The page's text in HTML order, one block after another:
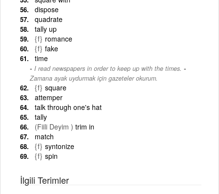
dispose
quadrate
tally up
{f} romance
{f} fake
time
I read newspapers in order to keep up with the times. -
Zamana ayak uydurmak için gazeteler okurum.
{f} square
attemper
talk through one's hat
tally
(Fiili Deyim ) trim in
match
{f} syntonize
{f} spin
İlgili Terimler